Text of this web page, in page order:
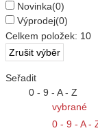
Novinka(0)
Výprodej(0)
Celkem položek: 10
Seřadit
0 - 9 - A - Z
vybrané
0 - 9 - A -